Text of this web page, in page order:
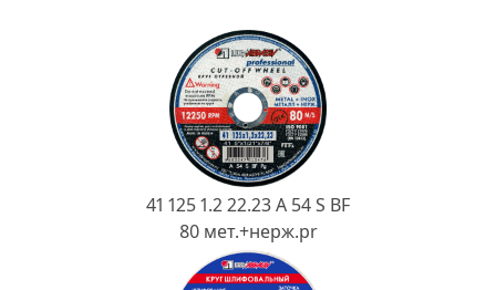
Ковш разливочный
Огнеупорная SiC смесь
41 125 1.2 22.23 A 54 S BF
80 мет.+нерж.pr